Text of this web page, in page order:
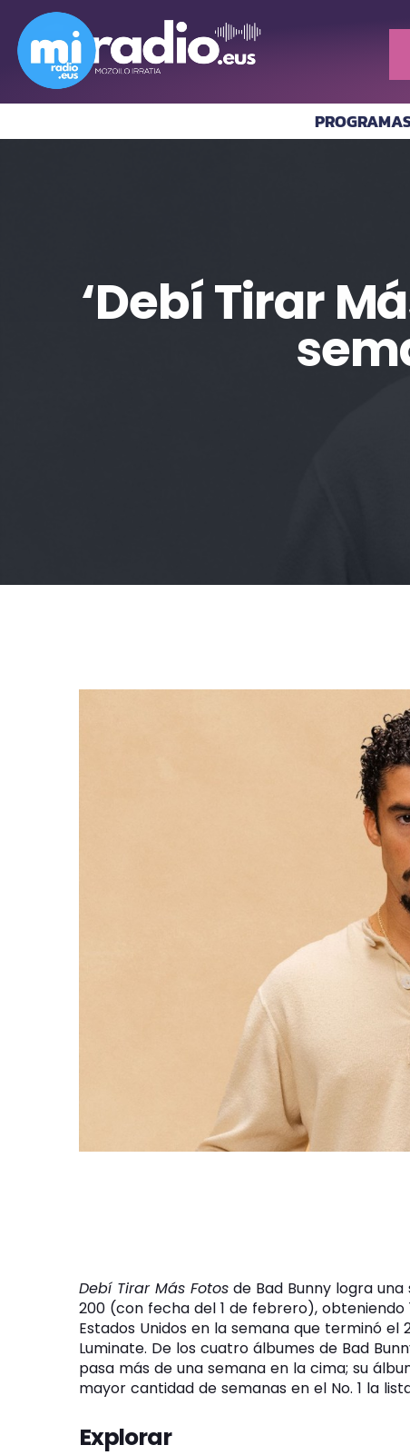
‘Debí Tirar
Debí Tirar Más Fotos de Bad Bunny logra
200 (con fecha del 1 de febrero), obteniendo
Estados Unidos en la semana que terminó el
Luminate. De los cuatro álbumes de Bad
pasa más de una semana en la cima; su
mayor cantidad de semanas en el No. 1 la
Explorar